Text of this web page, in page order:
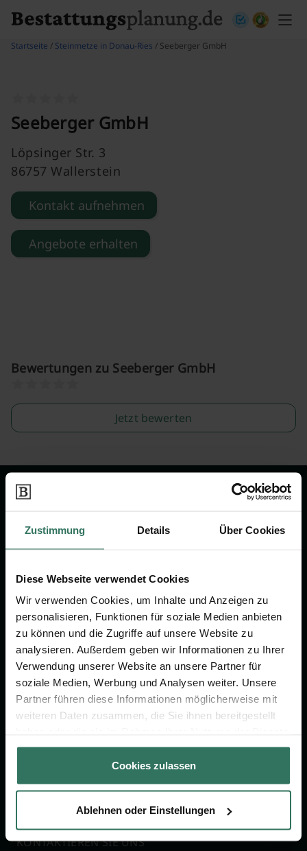
Zustimmung Details Über Cookies
Diese Webseite verwendet Cookies
Wir verwenden Cookies, um Inhalte und Anzeigen zu
personalisieren, Funktionen für soziale Medien anbieten
zu können und die Zugriffe auf unsere Website zu
analysieren. Außerdem geben wir Informationen zu Ihrer
Verwendung unserer Website an unsere Partner für
soziale Medien, Werbung und Analysen weiter. Unsere
Partner führen diese Informationen möglicherweise mit
weiteren Daten zusammen, die Sie ihnen bereitgestellt
gesammelt haben.
Cookies zulassen
Ablehnen oder Einstellungen
Startseite / Steinmetze in Donau-Ries / Seeberger GmbH
Seeberger GmbH
Löpsinger Str. 3
86757 Wallerstein
Kontakt aufnehmen
Angebote erhalten
Bewertungen zu Seeberger GmbH
Jetzt bewerten
Wir sind Ihr Ansprechpartner rund
um das Thema Bestattung &
Vorsorge.
Jetzt beraten lassen
FÜR SIE
Vergleich
Ratgeber
Verzeichnis
FÜR BESTATTER
Online-Portal
Kostenlos registrieren
KONTAKTIEREN SIE UNS